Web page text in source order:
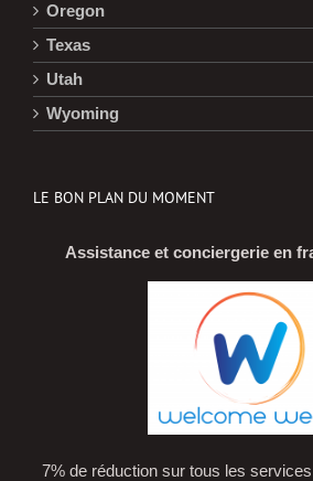
Oregon
Texas
Utah
Wyoming
LE BON PLAN DU MOMENT
Assistance et conciergerie en
7% de réduction sur tous les